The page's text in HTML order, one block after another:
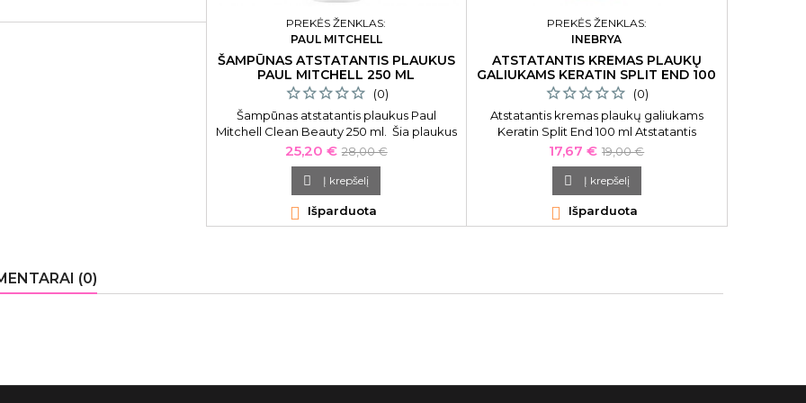
PREKĖS ŽENKLAS:
PAUL MITCHELL
ŠAMPŪNAS ATSTATANTIS PLAUKUS
PAUL MITCHELL 250 ML
(0)
Šampūnas atstatantis plaukus Paul
Mitchell Clean Beauty 250 ml. Šia plaukus
atstatantis šampūnas praturtintas
augaliniais ekstraktais. Atstato ir apsaugo
plaukus juos švelniai valydamas.
Kaina
25,20 € Bazinė
kaina
28,00 €
 Į krepšelį
 Išparduota
PREKĖS ŽENKLAS:
INEBRYA
ATSTATANTIS KREMAS PLAUKŲ
GALIUKAMS KERATIN SPLIT END 100
ML
(0)
Atstatantis kremas plaukų galiukams
Keratin Split End 100 ml Atstatantis
kremas plaukų galiukams su keratinu
Inebrya Ice Cream Keratin Restructuring
Split Ends Treatment ICE26316, intensyviai
drėkinantis.
Kaina
17,67 € Bazinė
kaina
19,00 €
 Į krepšelį
 Išparduota
(0)